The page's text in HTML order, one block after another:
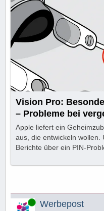
Vision Pro:
– Probleme bei
Apple liefert ein
aus, die entwickeln wollen.
Berichte über ein PIN-
Online Werbepost